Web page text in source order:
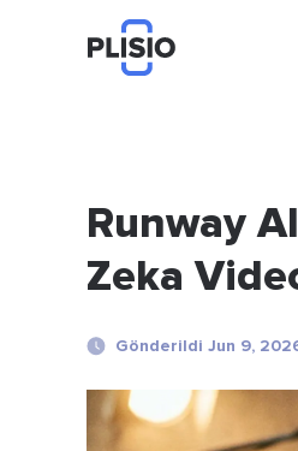
Runway
Zeka
Gönderildi Jun 9,